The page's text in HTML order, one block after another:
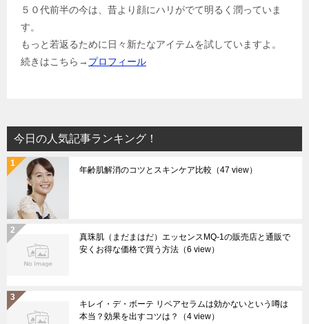
５０代前半の今は、昔より顔にハリがでて明るく潤っていま
す。
もっと若返るために日々新たなアイテムを試していますよ。
続きはこちら→ プロフィール
今日の人気記事ランキング！
年齢肌解消のコツとスキンケア比較 （47 view）
真珠肌（まだまはだ）エッセンスMQ-1の販売店と通販で
安くお得な価格で買う方法 （6 view）
キレイ・デ・ボーテ リペアセラムは効かないという噂は
本当？効果を出すコツは？
（4 view）